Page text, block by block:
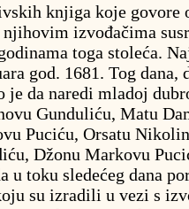
knjiga koje govore
izvođačima
toga stoleća.
god. 1681. Tog dana,
je da naredi mladoj
Gunduliću, Matu
Puciću, Orsatu
Džonu Markovu
u toku sledećeg dana
su izradili u vezi s